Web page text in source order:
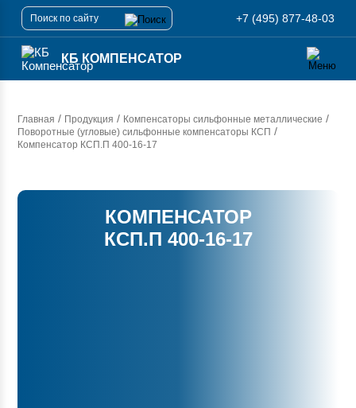
+7 (495) 877-48-03
КБ КОМПЕНСАТОР
Главная / Продукция / Компенсаторы сильфонные металлические /
Поворотные (угловые) сильфонные компенсаторы КСП /
Компенсатор КСП.П 400-16-17
КОМПЕНСАТОР
КСП.П 400-16-17